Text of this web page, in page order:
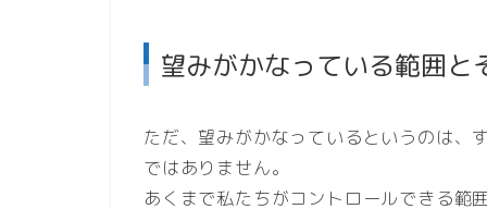
望みがかなっている範囲と
ただ、望みがかなっているというのは、
ではありません。
あくまで私たちがコントロールできる範